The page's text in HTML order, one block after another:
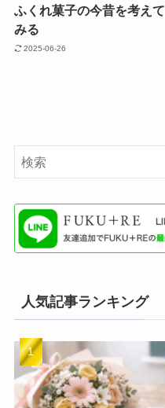
ふくれ菓子の今昔を考えて
みる
2025-06-26
人気記事ランキング